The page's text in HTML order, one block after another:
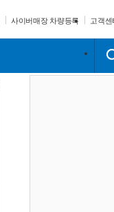
사이버매장 차량등록 고객센